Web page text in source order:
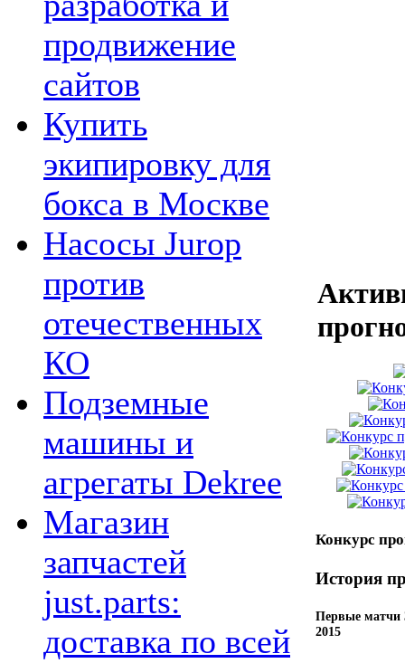
продвижение
сайтов
Купить
экипировку для
бокса в Москве
Насосы Jurop
против
отечественных
КО
Подземные
машины и
агрегаты Dekree
Магазин
запчастей
just.parts:
доставка по всей
Конкурс
История
Первые матчи
2015